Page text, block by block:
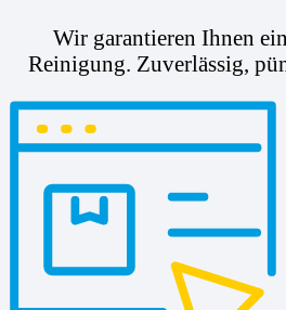
Wir garantieren Ihnen
Reinigung. Zuverlässig,